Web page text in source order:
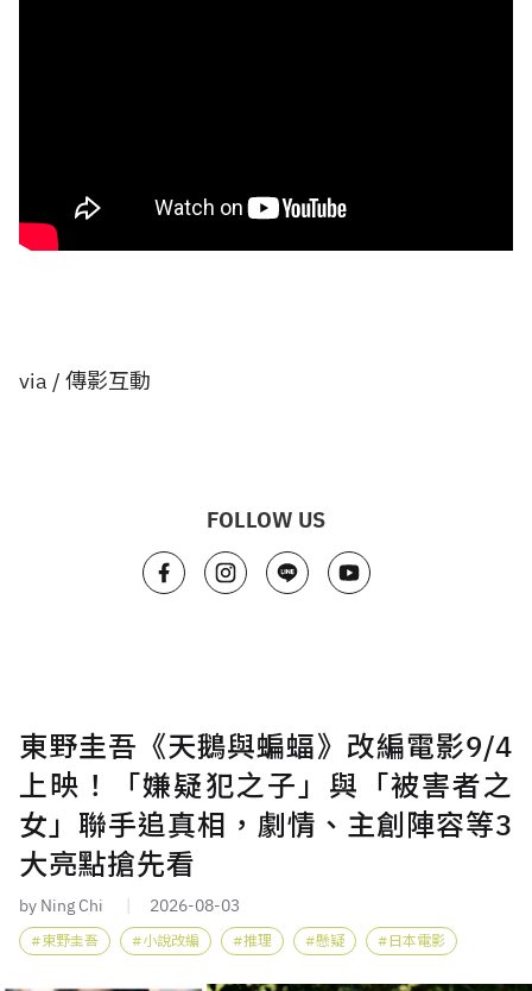
via / 傳影互動
FOLLOW US
東野圭吾《天鵝與蝙蝠》改編電影9/4
上映！「嫌疑犯之子」與「被害者之
女」聯手追真相，劇情、主創陣容等3
大亮點搶先看
by Ning Chi 2026-08-03
東野圭吾 小說改編 推理 懸疑 日本電影